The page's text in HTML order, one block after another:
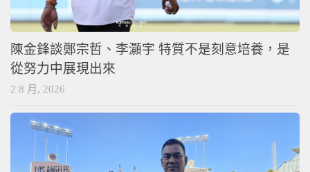
陳金鋒談鄭宗哲、李灝宇 特質不是刻意培養，是
從努力中展現出來
2 8 月, 2026